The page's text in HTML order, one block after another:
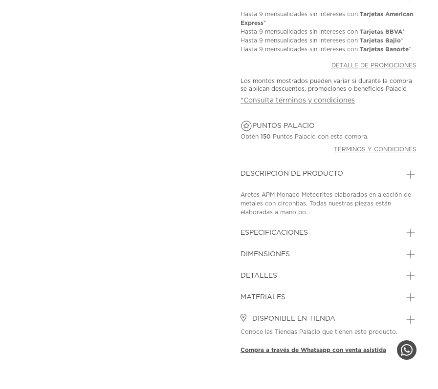
Hasta9 mensualidades sin intereses conTarjetas American
Express*
Hasta9 mensualidades sin intereses conTarjetas BBVA*
Hasta9 mensualidades sin intereses conTarjetas Bajio*
Hasta9 mensualidades sin intereses conTarjetas Banorte*
DETALLE DE PROMOCIONES
Los montos mostrados pueden variar si durante la compra
se aplican descuentos, promociones o beneficios Palacio
*Consulta términos y condiciones
PUNTOS PALACIO
Obtén150 Puntos Palacio con esta compra.
TÉRMINOS Y CONDICIONES
DESCRIPCIÓN DE PRODUCTO
Aretes APM Monaco Meteorites elaborados en aleación de
metales con circonitas. Todas nuestras piezas están
elaboradas a mano po...
ESPECIFICACIONES
DIMENSIONES
DETALLES
MATERIALES
DISPONIBLE EN TIENDA
Conoce las Tiendas Palacio que tienen este producto.
Compra a través de Whatsapp con venta asistida